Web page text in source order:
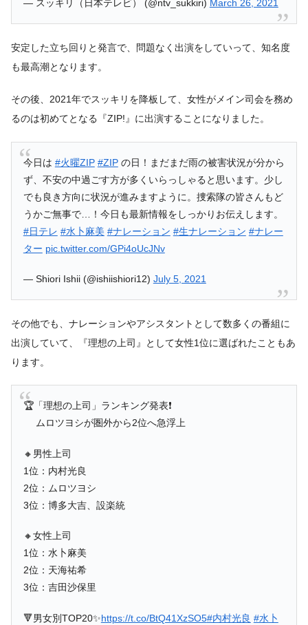
— スッキリ（日本テレビ） (@ntv_sukkiri) March 26, 2021
安定した立ち回りと発言で、問題なく出演をしていって、知名度
も最高潮となります。
その後、2021年でスッキリを降板して、女性がメイン司会を務め
るのは初めてとなる『ZIP!』に出演することになりました。
今日は #火曜ZIP #ZIPの日！まだまだ雨の被害状況が分から
ず、不安の中過ごす方が多くいらっしゃると思います。少し
でも良き方向に状況が進みますように。捜索隊の皆さんもど
うかご無事で…！今日も最新情報をしっかりお伝えします。
#日テレ #水卜麻美 #ナレーション #生ナレーション #ナレー
ター pic.twitter.com/GPi4oUcJNv
— Shiori Ishii (@ishiishiori12) July 5, 2021
その他でも、ナレーションやアシスタントとして数多くの番組に
出演していて、『理想の上司』として女性1位に選ばれたこともあ
ります。
🏆「理想の上司」ランキング発表❗
ムロツヨシが圏外から2位へ急浮上
🔸男性上司
1位：内村光良
2位：ムロツヨシ
3位：博多大吉、設楽統
🔸女性上司
1位：水卜麻美
2位：天海祐希
3位：吉田沙保里
🔻男女別TOP20✨https://t.co/BtQ41XzSO5#内村光良 #水卜